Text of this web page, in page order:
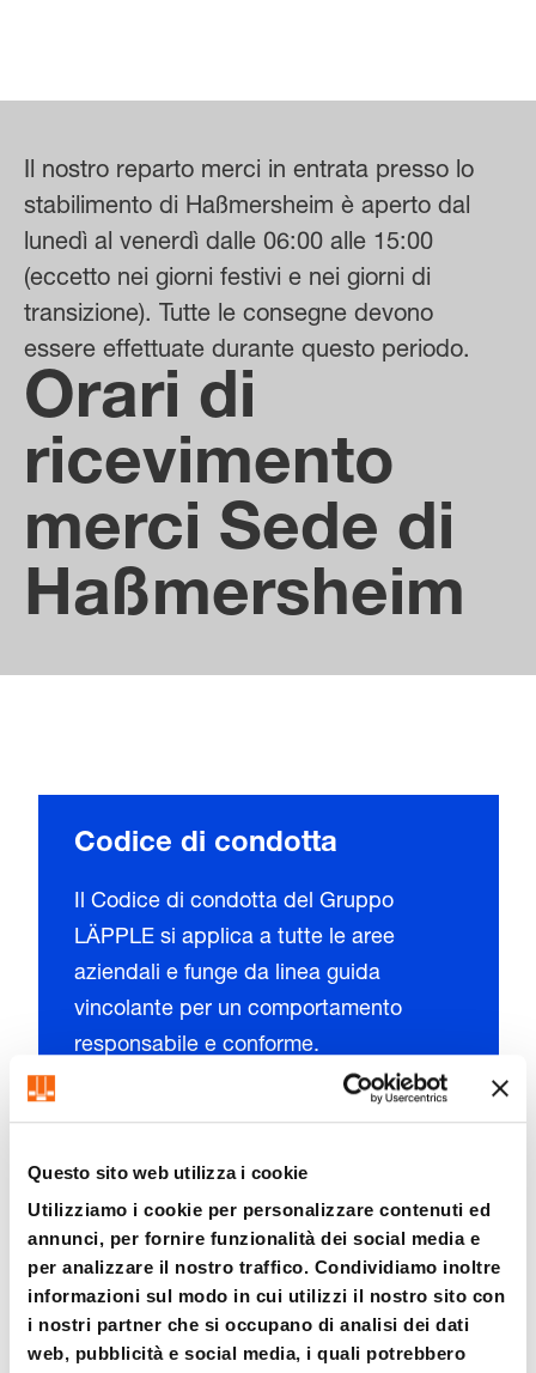
Questo sito web utilizza i cookie
Utilizziamo i cookie per personalizzare contenuti ed
annunci, per fornire funzionalità dei social media e
per analizzare il nostro traffico. Condividiamo inoltre
informazioni sul modo in cui utilizzi il nostro sito con
i nostri partner che si occupano di analisi dei dati
web, pubblicità e social media, i quali potrebbero
Il nostro reparto merci in entrata presso lo
stabilimento di Haßmersheim è aperto dal
lunedì al venerdì dalle 06:00 alle 15:00
(eccetto nei giorni festivi e nei giorni di
transizione). Tutte le consegne devono
essere effettuate durante questo periodo.
Orari di
ricevimento
merci Sede di
Haßmersheim
Codice di condotta
Il Codice di condotta del Gruppo
LÄPPLE si applica a tutte le aree
aziendali e funge da linea guida
vincolante per un comportamento
responsabile e conforme.
Codice di condotta dei
fornitori
Come parte del Gruppo LÄPPLE,
FIBRO si impegna per una gestione
aziendale ecologicamente e